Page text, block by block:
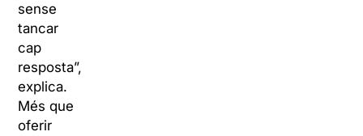
sense
tancar
cap
resposta”,
explica.
Més que
oferir